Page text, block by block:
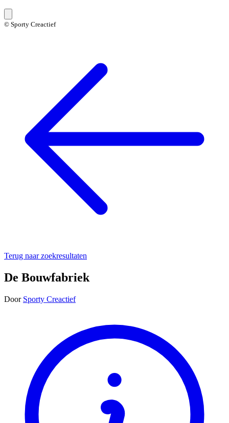
© Sporty Creactief
Terug naar zoekresultaten
De Bouwfabriek
Door Sporty Creactief